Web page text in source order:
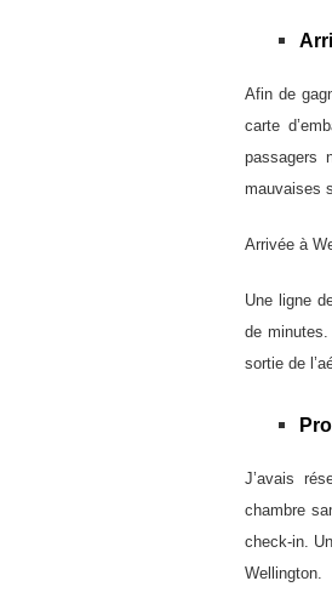
Afin de
carte
passagers
mauvaises
Arrivée à
Une ligne
de
sortie de
J’avais
chambre
check-in.
Wellington.